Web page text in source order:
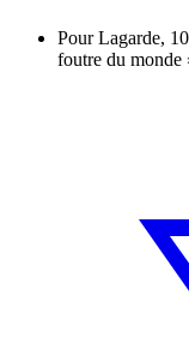
Pour Lagarde,
foutre du monde